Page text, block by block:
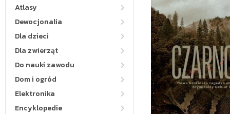
Atlasy
Dewocjonalia
Dla dzieci
Dla zwierząt
Do nauki zawodu
Dom i ogród
Elektronika
Encyklopedie